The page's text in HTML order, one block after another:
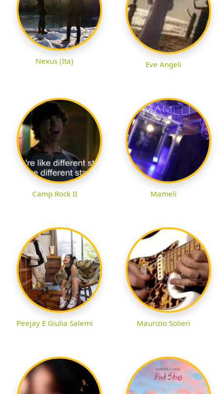
Nexus (Ita) Eve Angeli
Camp Rock II Mameli
Peejay E Giulia Salemi Maurizio Solieri